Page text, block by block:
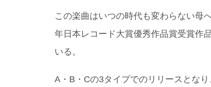
この楽曲はいつの時代も変わらない母
年日本レコード大賞優秀作品賞受賞作
いる。
A・B・Cの3タイプでのリリースとな